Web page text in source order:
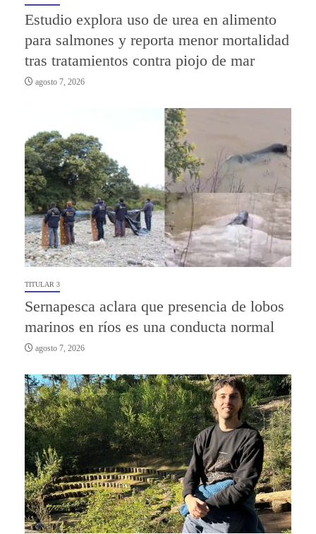
Estudio explora uso de urea en alimento
para salmones y reporta menor mortalidad
tras tratamientos contra piojo de mar
agosto 7, 2026
TITULAR 3
Sernapesca aclara que presencia de lobos
marinos en ríos es una conducta normal
agosto 7, 2026